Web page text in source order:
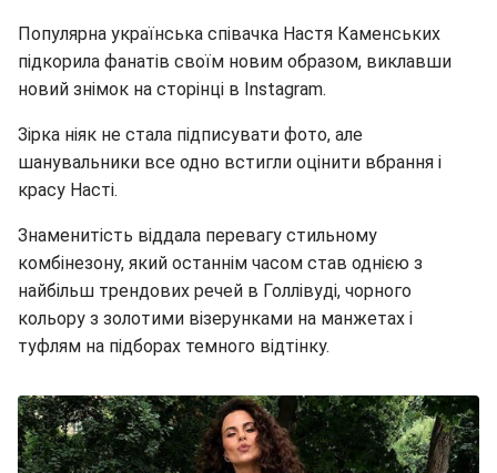
Популярна українська співачка Настя Каменських
підкорила фанатів своїм новим образом, виклавши
новий знімок на сторінці в Instagram.
Зірка ніяк не стала підписувати фото, але
шанувальники все одно встигли оцінити вбрання і
красу Насті.
Знаменитість віддала перевагу стильному
комбінезону, який останнім часом став однією з
найбільш трендових речей в Голлівуді, чорного
кольору з золотими візерунками на манжетах і
туфлям на підборах темного відтінку.